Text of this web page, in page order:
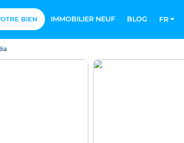
BIEN IMMOBILIER NEUF BLOG FR